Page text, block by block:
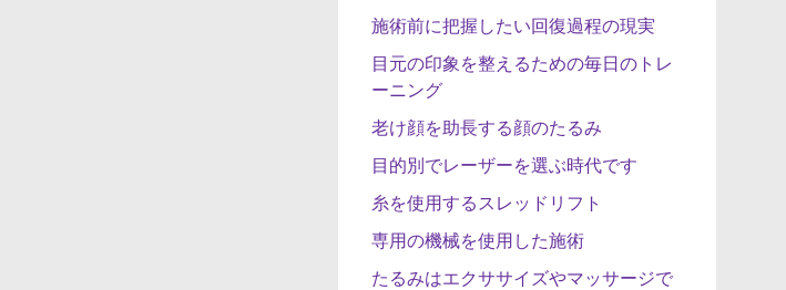
施術前に把握したい回復過程の現実
目元の印象を整えるための毎日のトレ
ーニング
老け顔を助長する顔のたるみ
目的別でレーザーを選ぶ時代です
糸を使用するスレッドリフト
専用の機械を使用した施術
たるみはエクササイズやマッサージで